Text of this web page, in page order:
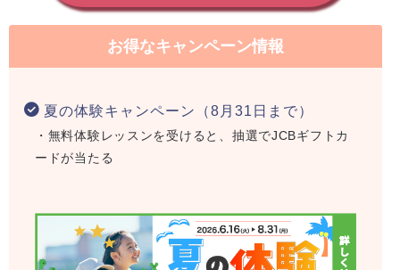
お得なキャンペーン情報
夏の体験キャンペーン（8月31日まで）
・無料体験レッスンを受けると、抽選でJCBギフトカ
ードが当たる